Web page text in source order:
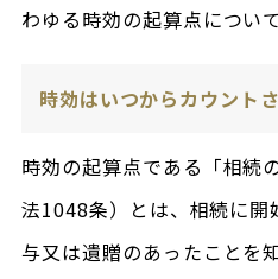
わゆる時効の起算点につい
時効はいつからカウント
時効の起算点である「相
法1048条）とは、相続に開
与又は遺贈のあったことを